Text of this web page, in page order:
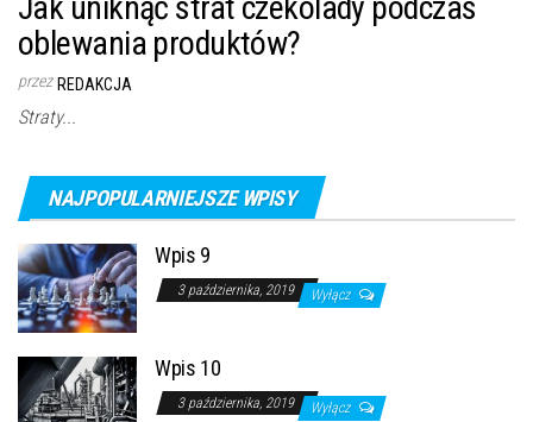
oblewania produktów?
przez REDAKCJA
Straty...
NAJPOPULARNIEJSZE WPISY
Wpis 9
3 października, 2019 Wyłącz
Wpis 10
3 października, 2019 Wyłącz